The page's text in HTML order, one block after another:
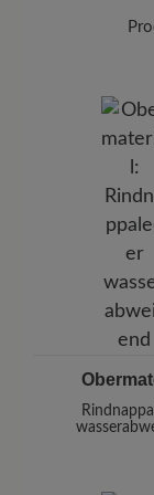
Pro (400
E-mail: